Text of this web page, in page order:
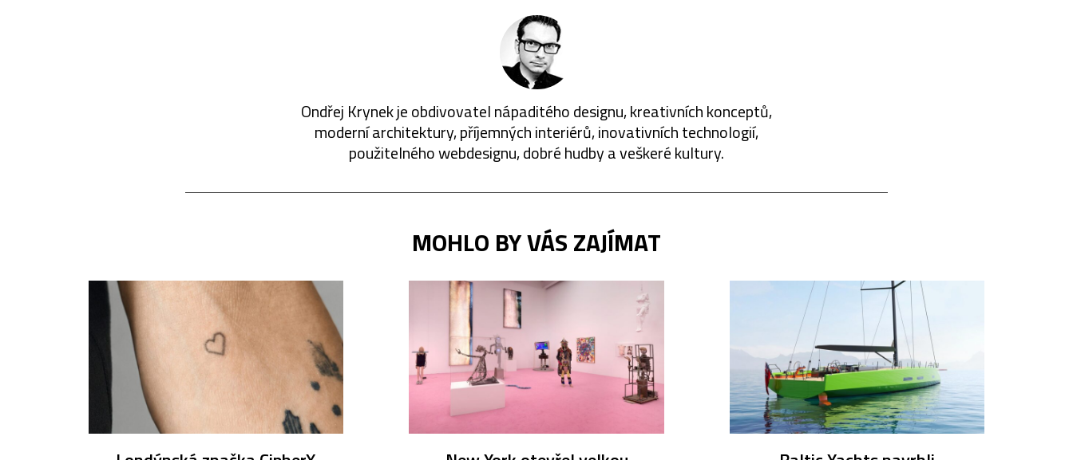
Ondřej Krynek je obdivovatel nápaditého designu, kreativních konceptů,
moderní architektury, příjemných interiérů, inovativních technologií,
použitelného webdesignu, dobré hudby a veškeré kultury.
MOHLO BY VÁS ZAJÍMAT